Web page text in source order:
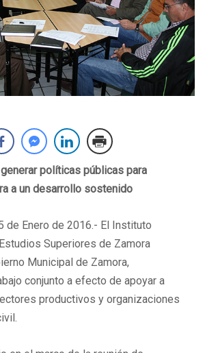
políticas públicas para
a un desarrollo sostenido
de Enero de 2016.- El Instituto
Superiores de Zamora
Municipal de Zamora,
conjunto a efecto de apoyar a
productivos y organizaciones